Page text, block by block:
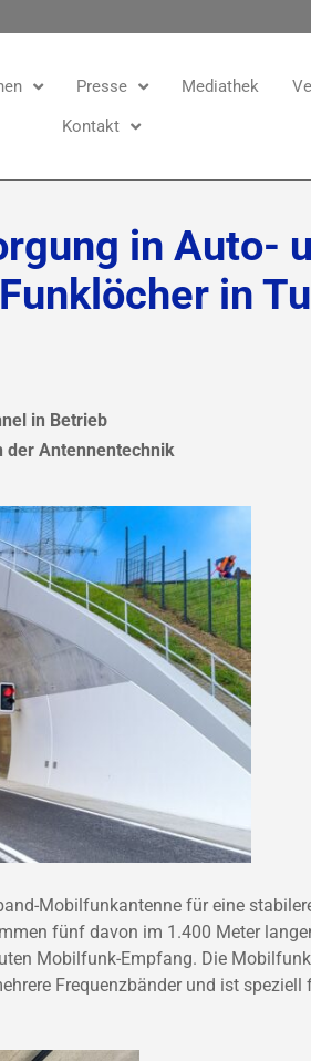
Presse Mediathek
Kontakt
in Auto-
in
in Betrieb
der Antennentechnik
Mobilfunkantenne für eine
fünf davon im 1.400 Meter
Mobilfunk-Empfang. Die
Frequenzbänder und ist speziell